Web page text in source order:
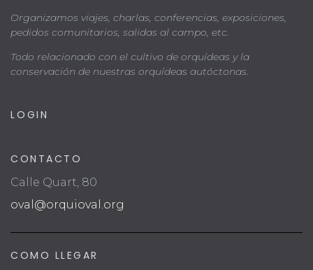
Organizamos viajes, charlas, conferencias, exposiciones,
pedidos comunitarios, salidas al campo, etc.
Todo relacionado con el cultivo de orquídeas y la
conservación de nuestras orquídeas autóctonas.
LOGIN
CONTACTO
Calle Quart, 80
oval@orquioval.org
COMO LLEGAR